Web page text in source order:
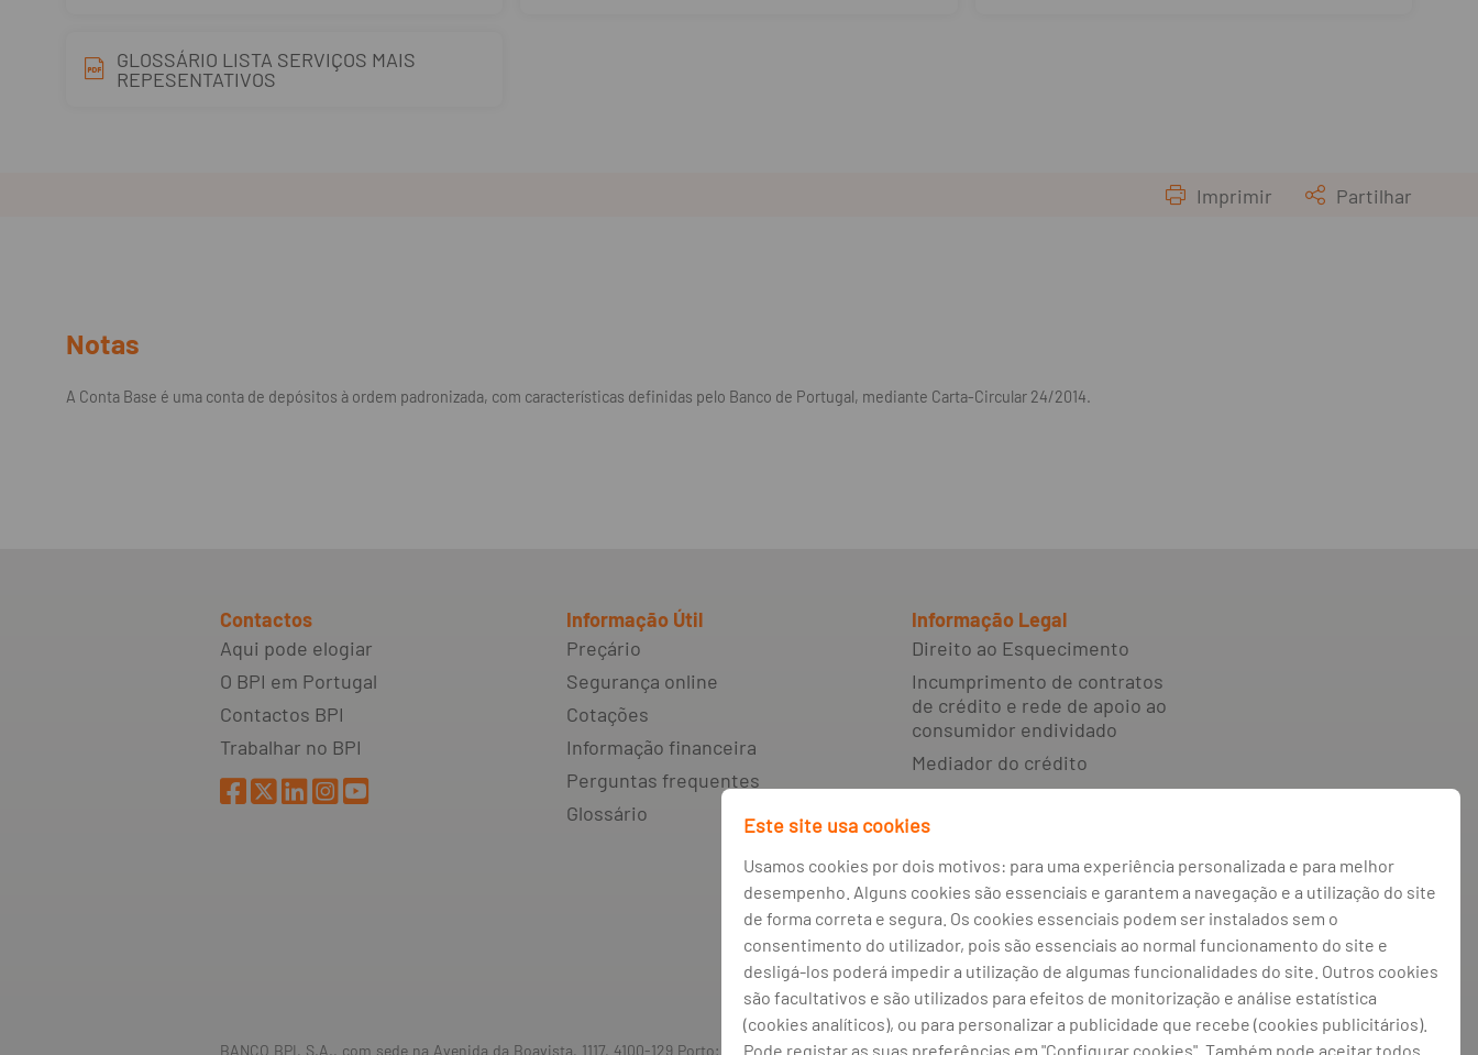
GLOSSÁRIO LISTA SERVIÇOS MAIS
REPESENTATIVOS
Imprimir Partilhar
Notas
A Conta Base é uma conta de depósitos à ordem padronizada, com características definidas pelo Banco de Portugal, mediante Carta-Circular 24/2014.
Contactos
Aqui pode elogiar
O BPI em Portugal
Contactos BPI
Trabalhar no BPI
Informação Útil
Preçário
Segurança online
Cotações
Informação financeira
Perguntas frequentes
Glossário
Informação Legal
Direito ao Esquecimento
Incumprimento de contratos
de crédito e rede de apoio ao
consumidor endividado
Mediador do crédito
Livro de reclamações e
resolução alternativa de
Canal de irregularidades
Política de privacidade
Política de cookies
Gestão de cookies
BANCO BPI, S.A., com sede na Avenida da Boavista, 1117, 4100-129 Porto; Capital Social: € 1 293 063 324,98; matriculada na CRC Porto sob o número de
Este site usa cookies
Usamos cookies por dois motivos: para uma experiência personalizada e para melhor
desempenho. Alguns cookies são essenciais e garantem a navegação e a utilização do site
de forma correta e segura. Os cookies essenciais podem ser instalados sem o
consentimento do utilizador, pois são essenciais ao normal funcionamento do site e
desligá-los poderá impedir a utilização de algumas funcionalidades do site. Outros cookies
são facultativos e são utilizados para efeitos de monitorização e análise estatística
(cookies analíticos), ou para personalizar a publicidade que recebe (cookies publicitários).
Pode registar as suas preferências em "Configurar cookies". Também pode aceitar todos